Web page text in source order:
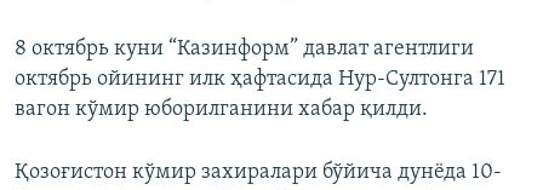
8 октябрь куни “Казинформ” давлат агентлиги
октябрь ойининг илк ҳафтасида Нур-Султонга 171
вагон кўмир юборилганини хабар қилди.
Қозоғистон кўмир захиралари бўйича дунёда 10-